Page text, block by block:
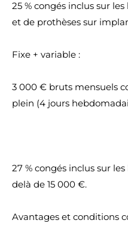
25 % congés inclus sur
et de prothèses sur
Fixe + variable :
3 000 € bruts mensuels
plein (4 jours
27 % congés inclus sur
delà de 15 000 €.
Avantages et conditions